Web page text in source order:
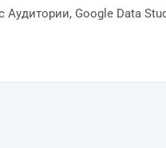
Google Data